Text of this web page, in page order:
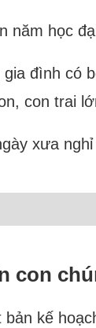
năm học
gia đình có
con trai
xưa
con
bản kế